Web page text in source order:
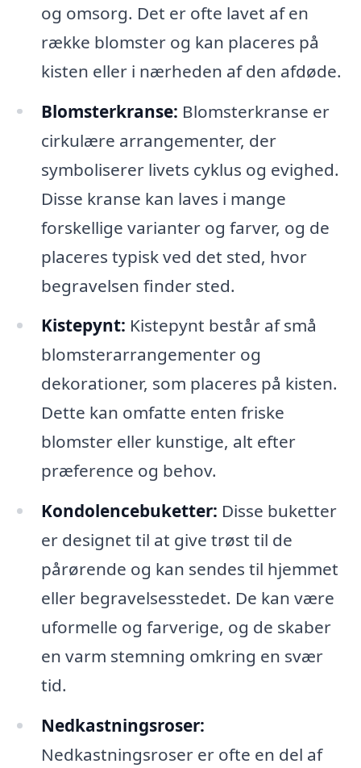
og omsorg. Det er ofte lavet af en
række blomster og kan placeres på
kisten eller i nærheden af den afdøde.
Blomsterkranse: Blomsterkranse er
cirkulære arrangementer, der
symboliserer livets cyklus og evighed.
Disse kranse kan laves i mange
forskellige varianter og farver, og de
placeres typisk ved det sted, hvor
begravelsen finder sted.
Kistepynt: Kistepynt består af små
blomsterarrangementer og
dekorationer, som placeres på kisten.
Dette kan omfatte enten friske
blomster eller kunstige, alt efter
præference og behov.
Kondolencebuketter: Disse buketter
er designet til at give trøst til de
pårørende og kan sendes til hjemmet
eller begravelsesstedet. De kan være
uformelle og farverige, og de skaber
en varm stemning omkring en svær
tid.
Nedkastningsroser:
Nedkastningsroser er ofte en del af